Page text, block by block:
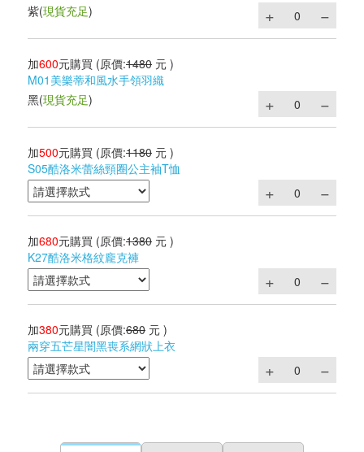
紫(現貨充足)
加600元購買 (原價:1480 元 )
M01美樂蒂和風水手領羽織
黑(現貨充足)
加500元購買 (原價:1180 元 )
S05酷洛米蕾絲頸圈公主袖T恤
加680元購買 (原價:1380 元 )
K27酷洛米格紋龐克褲
加380元購買 (原價:680 元 )
兩穿五芒星闇黑喪系網狀上衣